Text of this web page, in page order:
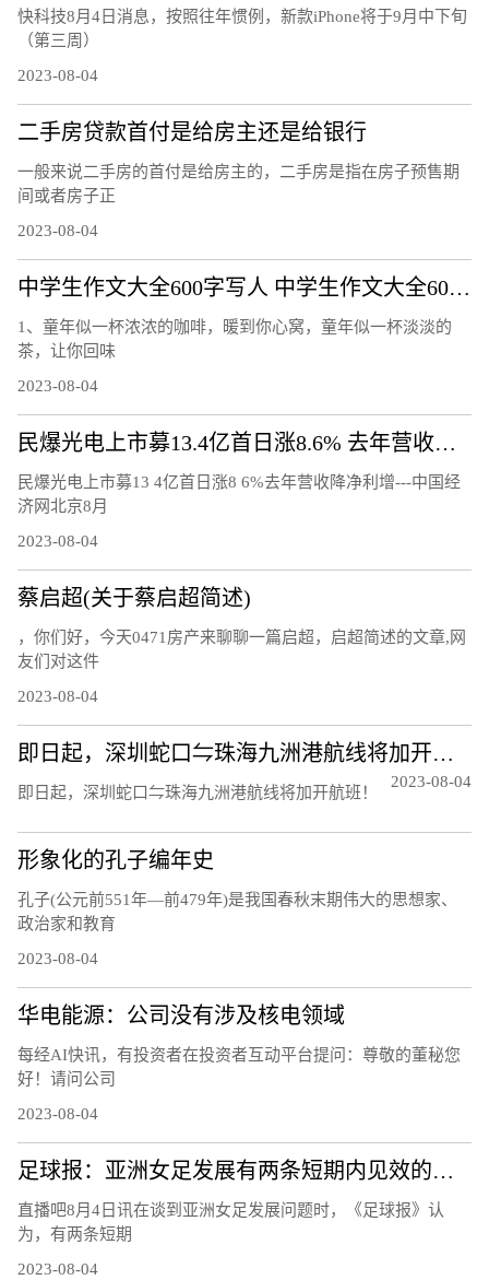
快科技8月4日消息，按照往年惯例，新款iPhone将于9月中下旬
（第三周）
2023-08-04
二手房贷款首付是给房主还是给银行
一般来说二手房的首付是给房主的，二手房是指在房子预售期
间或者房子正
2023-08-04
中学生作文大全600字写人 中学生作文大全600字
1、童年似一杯浓浓的咖啡，暖到你心窝，童年似一杯淡淡的
茶，让你回味
2023-08-04
民爆光电上市募13.4亿首日涨8.6% 去年营收降净利增
民爆光电上市募13 4亿首日涨8 6%去年营收降净利增---中国经
济网北京8月
2023-08-04
蔡启超(关于蔡启超简述)
，你们好，今天0471房产来聊聊一篇启超，启超简述的文章,网
友们对这件
2023-08-04
即日起，深圳蛇口⇋珠海九洲港航线将加开航班！
即日起，深圳蛇口⇋珠海九洲港航线将加开航班！
2023-08-04
形象化的孔子编年史
孔子(公元前551年—前479年)是我国春秋末期伟大的思想家、
政治家和教育
2023-08-04
华电能源：公司没有涉及核电领域
每经AI快讯，有投资者在投资者互动平台提问：尊敬的董秘您
好！请问公司
2023-08-04
足球报：亚洲女足发展有两条短期内见效的道路，留洋和归化
直播吧8月4日讯在谈到亚洲女足发展问题时，《足球报》认
为，有两条短期
2023-08-04